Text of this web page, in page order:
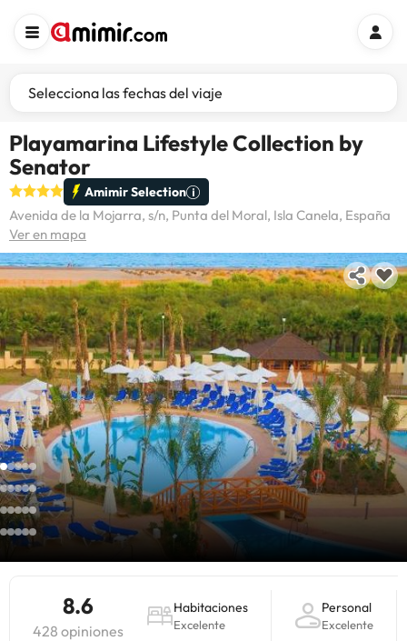
Selecciona las fechas del viaje
Playamarina Lifestyle Collection by
Senator
Amimir Selection
Avenida de la Mojarra, s/n, Punta del Moral, Isla Canela, España
Ver en mapa
8.6
428 opiniones
Habitaciones
Excelente
Personal
Excelente